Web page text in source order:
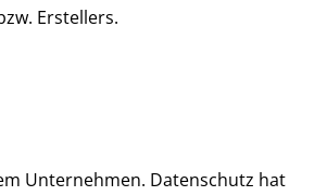
Erstellers.
Unternehmen. Datenschutz hat